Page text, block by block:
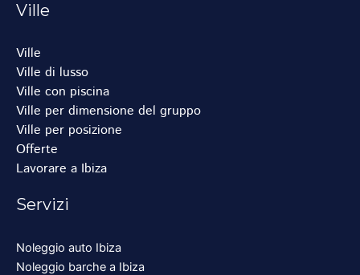
Ville
Ville
Ville di lusso
Ville con piscina
Ville per dimensione del gruppo
Ville per posizione
Offerte
Lavorare a Ibiza
Servizi
Noleggio auto Ibiza
Noleggio barche a Ibiza